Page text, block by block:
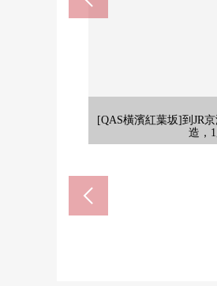
[QAS橫濱紅葉坂]到JR
造，
[來自陽台的風景照片]因
[入口]有防盜門系統，
[入口]能坐在上舒
[入口]在變得想邀請客
[LDK]自然和家族被吸引
[LDK]一邊享受會話一
[LDK]如果打開西式房
遊戲室
[LDK]面向面向東北的
[廚房]因為食器洗乾
[廚房
[廚房]因為有烤
[廚房]因為是餐廳一側
[約5.0張塌塌米西式房間
[浴室]不在氣候以及時
[洗臉室]是大容量的存
[廁所]洗手櫃台被在廁
[陽台]亮的陽
[陽台]在周圍，買東西
步行8分鐘。用新鮮食品